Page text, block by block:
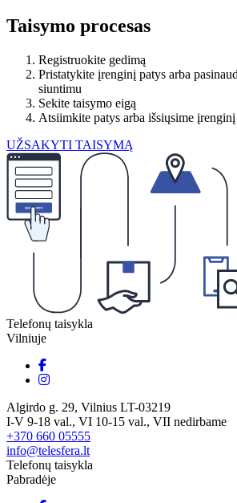
Taisymo procesas
Registruokite gedimą
Pristatykite įrenginį patys arba
siuntimu
Sekite taisymo eigą
Atsiimkite patys arba išsiųsime
UŽSAKYTI TAISYMĄ
Telefonų taisykla
Vilniuje
Algirdo g. 29, Vilnius LT-03219
I-V 9-18 val., VI 10-15 val., VII nedirbame
+370 660 05555
info@telesfera.lt
Telefonų taisykla
Pabradėje